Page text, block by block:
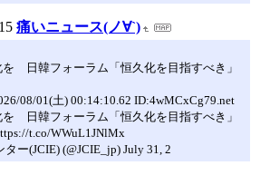
痛いニュース(ノ∀`)
を 日韓フォーラム「恒久化を目指すべき」
08/01(土) 00:14:10.62 ID:4wMCxCg79.net
を 日韓フォーラム「恒久化を目指すべき」
t.co/WWuL1JNlMx
ー(JCIE) (@JCIE_jp) July 31, 2